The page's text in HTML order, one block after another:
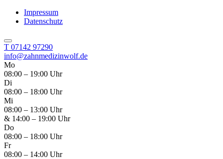
Impressum
Datenschutz
T 07142 97290
info@zahnmedizinwolf.de
Mo
08:00 – 19:00 Uhr
Di
08:00 – 18:00 Uhr
Mi
08:00 – 13:00 Uhr
& 14:00 – 19:00 Uhr
Do
08:00 – 18:00 Uhr
Fr
08:00 – 14:00 Uhr